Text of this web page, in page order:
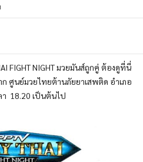
FIGHT NIGHT มวยมันส์ถูกคู่ ต้องดูที่นี่
ศูนย์มวยไทยต้านภัยยาเสพติด อำเภอ
18.20 เป็นต้นไป